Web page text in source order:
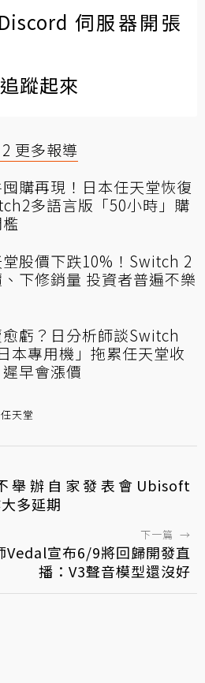
伺服器開張
蹤起來
更多報導
購再現！日本任天堂恢復
多語言版「50小時」購
股價下跌10%！Switch 2
下修銷量 投資者普遍不樂
虧？日分析師談Switch
本專用機」拖累任天堂收
早會漲價
任天堂
舉辦自家發表會Ubisoft
多延期
下一篇 →
Vedal宣布6/9將回歸開發直
播：V3聲音模型還沒好